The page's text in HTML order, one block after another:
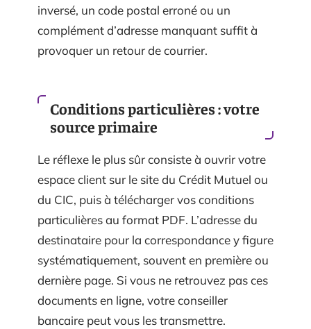
inversé, un code postal erroné ou un
complément d’adresse manquant suffit à
provoquer un retour de courrier.
Conditions particulières : votre
source primaire
Le réflexe le plus sûr consiste à ouvrir votre
espace client sur le site du Crédit Mutuel ou
du CIC, puis à télécharger vos conditions
particulières au format PDF. L’adresse du
destinataire pour la correspondance y figure
systématiquement, souvent en première ou
dernière page. Si vous ne retrouvez pas ces
documents en ligne, votre conseiller
bancaire peut vous les transmettre.